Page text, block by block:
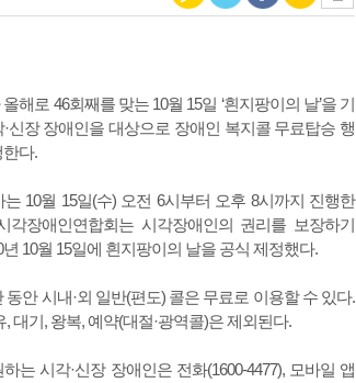
해로 46회째를 맞는 10월 15일 ‘흰지팡이의 날’을 기
신장 장애인을 대상으로 장애인 복지콜 무료탑승 행
다.
는 10월 15일(수) 오전 6시부터 오후 8시까지 진행한
각장애인연합회는 시각장애인의 권리를 보장하기
년 10월 15일에 흰지팡이의 날을 공식 제정했다.
동안 시내·외 일반(편도) 콜은 무료로 이용할 수 있다.
, 대기, 왕복, 예약(대절·광역콜)은 제외된다.
는 시각·신장 장애인은 전화(1600-4477), 모바일 앱